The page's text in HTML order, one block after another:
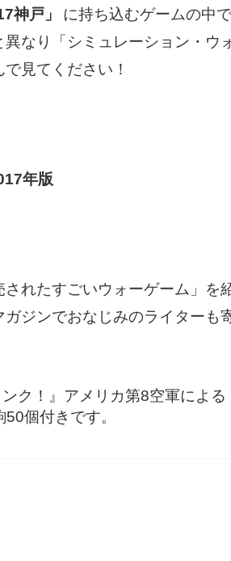
神戸」 に持ち込むゲームの中で
なり「シミュレーション・
見てください！
年版
されたすごいウォーゲーム」
ガジンでおなじみのライター
ク！』アメリカ第8空軍によ
個付きです。